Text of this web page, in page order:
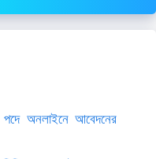
পদে অনলাইনে আবেদনের